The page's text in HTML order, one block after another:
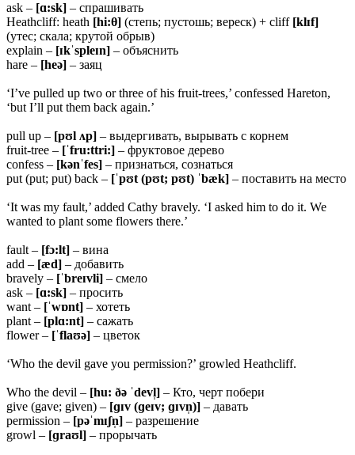
ask – [ɑ:sk] – спрашивать
Heathcliff: heath [hi:θ] (степь; пустошь; вереск) + cliff [klɪf]
(утес; скала; крутой обрыв)
explain – [ɪkˈspleɪn] – объяснить
hare – [heə] – заяц
‘I’ve pulled up two or three of his fruit-trees,’ confessed Hareton,
‘but I’ll put them back again.’
pull up – [pʊl ʌp] – выдергивать, вырывать с корнем
fruit-tree – [ˈfru:ttri:] – фруктовое дерево
confess – [kənˈfes] – признаться, сознаться
put (put; put) back – [ˈpʊt (pʊt; pʊt) ˈbæk] – поставить на место
‘It was my fault,’ added Cathy bravely. ‘I asked him to do it. We
wanted to plant some flowers there.’
fault – [fɔ:lt] – вина
add – [æd] – добавить
bravely – [ˈbreɪvli] – смело
ask – [ɑ:sk] – просить
want – [ˈwɒnt] – хотеть
plant – [plɑ:nt] – сажать
flower – [ˈflaʊə] – цветок
‘Who the devil gave you permission?’ growled Heathcliff.
Who the devil – [hu: ðə ˈdevl̩] – Кто, черт побери
give (gave; given) – [ɡɪv (ɡeɪv; ɡɪvn̩)] – давать
permission – [pəˈmɪʃn̩] – разрешение
growl – [ɡraʊl] – прорычать